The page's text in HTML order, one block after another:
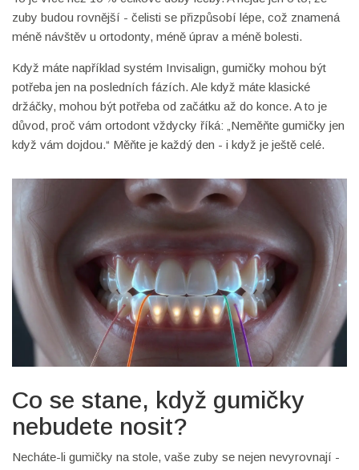
zuby budou rovnější - čelisti se přizpůsobí lépe, což znamená
méně návštěv u ortodonty, méně úprav a méně bolesti.
Když máte například systém Invisalign, gumičky mohou být
potřeba jen na posledních fázích. Ale když máte klasické
držáčky, mohou být potřeba od začátku až do konce. A to je
důvod, proč vám ortodont vždycky říká: „Neměňte gumičky jen
když vám dojdou.“ Měňte je každý den - i když je ještě celé.
Co se stane, když gumičky
nebudete nosit?
Necháte-li gumičky na stole, vaše zuby se nejen nevyrovnají -